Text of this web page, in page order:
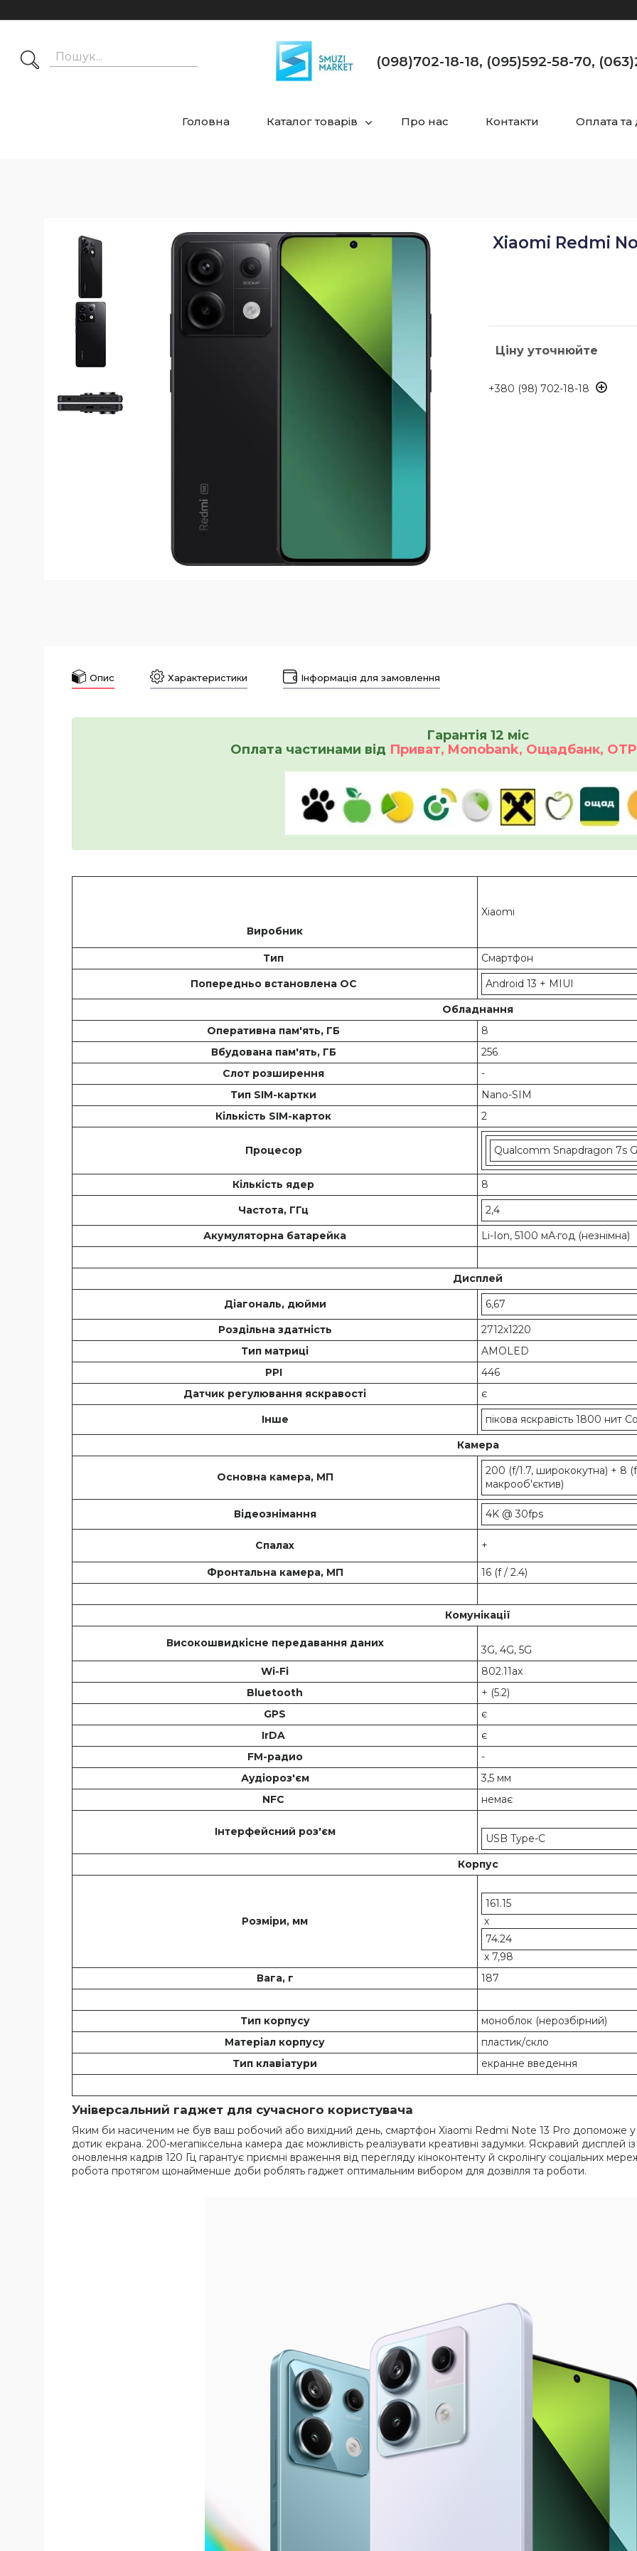
(098)702-18-18, (095)592-58-70,
Головна Каталог товарів Про нас Контакти Оплата та
Xiaomi Redmi
Ціну уточнюйте
+380 (98) 702-18-18
Опис Характеристики Інформація для замовлення
Гарантія 12 міс
Оплата частинами від Приват, Monobank, Ощадбанк, OTP
Виробник
Xiaomi
Тип
Смартфон
Попередньо встановлена ОС
Android 13 + MIUI
Обладнання
Оперативна пам'ять, ГБ
8
Вбудована пам'ять, ГБ
256
Слот розширення
-
Тип SIM-картки
Nano-SIM
Кількість SIM-карток
2
Процесор Qualcomm Snapdragon 7s
Кількість ядер
8
Частота, ГГц
2,4
Акумуляторна батарейка
Li-Ion, 5100 мА·год (незнімна)
Дисплей
Діагональ, дюйми
6,67
Роздільна здатність
2712x1220
Тип матриці
AMOLED
PPI
446
Датчик регулювання яскравості
є
Інше
пікова яскравість 1800 нит
Камера
Основна камера, МП
200 (f/1.7, ширококутна) + 8
макрооб'єктив)
Відеознімання 4K @ 30fps
Спалах +
Фронтальна камера, МП 16 (f / 2.4)
Комунікації
Високошвидкісне передавання даних
3G, 4G, 5G
Wi-Fi
802.11ax
Bluetooth
+ (5.2)
GPS
є
IrDA
є
FM-радио
-
Аудіороз'єм
3,5 мм
NFC
немає
Інтерфейсний роз'єм
USB Type-C
Корпус
Розміри, мм
161.15
х
74.24
x 7,98
Вага, г
187
Тип корпусу
моноблок (нерозбірний)
Матеріал корпусу
пластик/скло
Тип клавіатури
екранне введення
Універсальний гаджет для сучасного користувача
Яким би насиченим не був ваш робочий або вихідний день, смартфон Xiaomi Redmi Note 13 Pro допоможе у
дотик екрана. 200-мегапіксельна камера дає можливість реалізувати креативні задумки. Яскравий дисплей
оновлення кадрів 120 Гц гарантує приємні враження від перегляду кіноконтенту й скролінгу соціальних
робота протягом щонайменше доби роблять гаджет оптимальним вибором для дозвілля та роботи.